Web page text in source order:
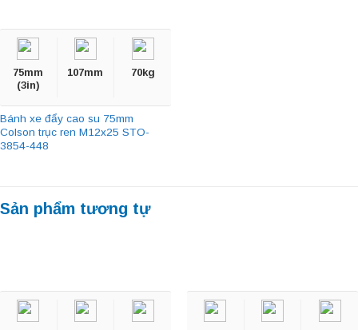
75mm
(3in)
107mm 70kg
Bánh xe đẩy cao su 75mm
Colson trục ren M12x25 STO-
3854-448
Sản phẩm tương tự